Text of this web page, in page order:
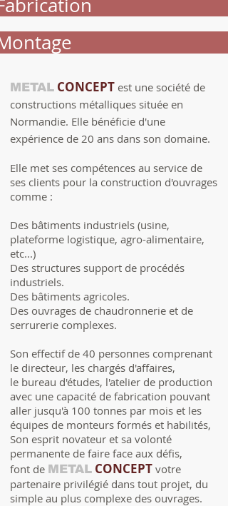
METAL CONCEPT est une société de
constructions métalliques située en
Normandie. Elle bénéficie d'une
expérience de 20 ans dans son domaine.
Elle met ses compétences au service de
ses clients pour la construction d'ouvrages
comme :
Des bâtiments industriels (usine,
plateforme logistique, agro-alimentaire,
etc...)
Des structures support de procédés
industriels.
Des bâtiments agricoles.
Des ouvrages de chaudronnerie et de
serrurerie complexes.
Son effectif de 40 personnes comprenant
le directeur, les chargés d'affaires,
le bureau d'études, l'atelier de production
avec une capacité de fabrication pouvant
aller jusqu'à 100 tonnes par mois et les
équipes de monteurs formés et habilités,
Son esprit novateur et sa volonté
permanente de faire face aux défis,
font de METAL CONCEPT votre
partenaire privilégié dans tout projet, du
simple au plus complexe des ouvrages.